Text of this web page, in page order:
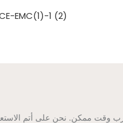
وقت ممكن. نحن على أتم